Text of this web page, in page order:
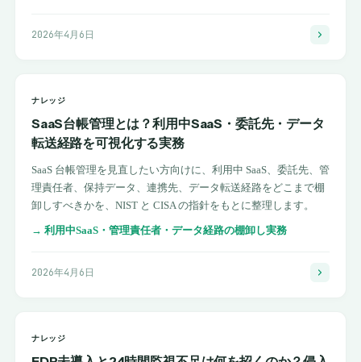
2026年4月6日
ナレッジ
SaaS台帳管理とは？利用中SaaS・委託先・データ
転送経路を可視化する実務
SaaS 台帳管理を見直したい方向けに、利用中 SaaS、委託先、管
理責任者、保持データ、連携先、データ転送経路をどこまで棚
卸しすべきかを、NIST と CISA の指針をもとに整理します。
→ 利用中SaaS・管理責任者・データ経路の棚卸し実務
2026年4月6日
ナレッジ